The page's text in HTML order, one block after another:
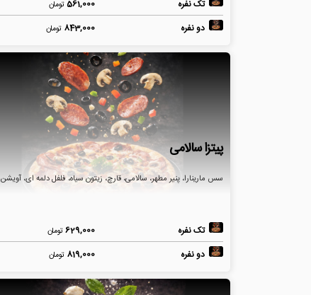
تک نفره 561,000تومان
دو نفره 843,000 تومان
پیتزا سالامی
سس مارینارا، پنیر مطهر، سالامی، قارچ، زیتون سیاه، فلفل دلمه ای، آویشن
تک نفره 629,000تومان
دو نفره 819,000 تومان